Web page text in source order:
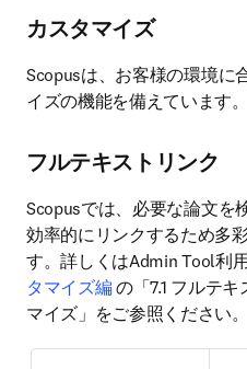
カスタマイズ
Scopusは、お客様の環境に
イズの機能を備えています。
フルテキストリンク
Scopusでは、必要な論文を
効率的にリンクするため多
す。詳しくはAdmin Tool利
タマイズ編 の「7.1 フルテ
マイズ」をご参照ください。